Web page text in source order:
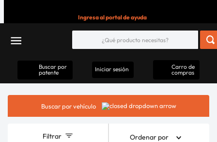
Ingresa al portal de ayuda
Buscar por
patente
Iniciar sesión
Carro de
compras
Buscar por vehículo
Filtrar Ordenar por